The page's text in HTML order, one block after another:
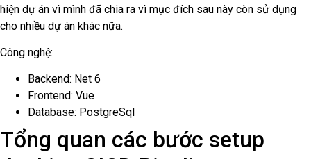
hiện dự án vì mình đã chia ra vì mục đích sau này còn sử dụng
cho nhiều dự án khác nữa.
Công nghệ:
Backend: Net 6
Frontend: Vue
Database: PostgreSql
Tổng quan các bước setup